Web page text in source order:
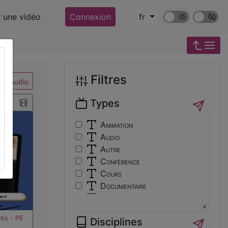
une vidéo Connexion fr Mode sombre
Police
Audio
- PE
Filtres
Types
Animation
Audio
Autre
Conférence
Cours
Documentaire
Interview
Disciplines